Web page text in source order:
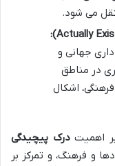
می شود.
جهانی و
در مناطق
اشکال
اهمیتدرک پیچیدگی
و فرهنگ، و تمرکز بر